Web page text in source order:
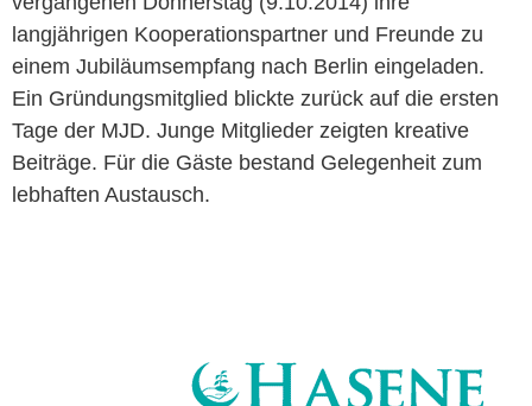
langjährigen Kooperationspartner und Freunde zu
einem Jubiläumsempfang nach Berlin eingeladen.
Ein Gründungsmitglied blickte zurück auf die ersten
Tage der MJD. Junge Mitglieder zeigten kreative
Beiträge. Für die Gäste bestand Gelegenheit zum
lebhaften Austausch.